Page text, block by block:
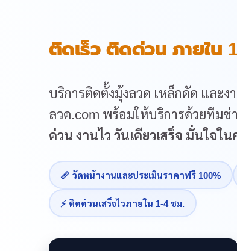
ติดเร็ว ติดด่วน ภายใน
บริการติดตั้งมุ้งลวด เหล็กดัด และ
ลวด.com พร้อมให้บริการด้วยทีม
ด่วน งานไว วันเดียวเสร็จ มั่นใจ
📏 วัดหน้างานและประเมินราคาฟรี 100%
⚡ ติดด่วนเสร็จไวภายใน 1-4 ชม.